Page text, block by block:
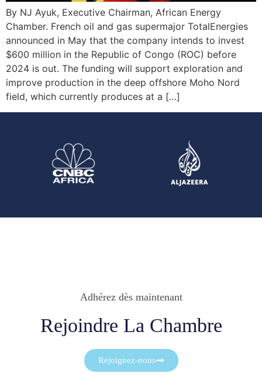
By NJ Ayuk, Executive Chairman, African Energy
Chamber. French oil and gas supermajor TotalEnergies
announced in May that the company intends to invest
$600 million in the Republic of Congo (ROC) before
2024 is out. The funding will support exploration and
improve production in the deep offshore Moho Nord
field, which currently produces at a […]
Adhérez dès maintenant
Rejoindre La Chambre
Rejoignez-nous